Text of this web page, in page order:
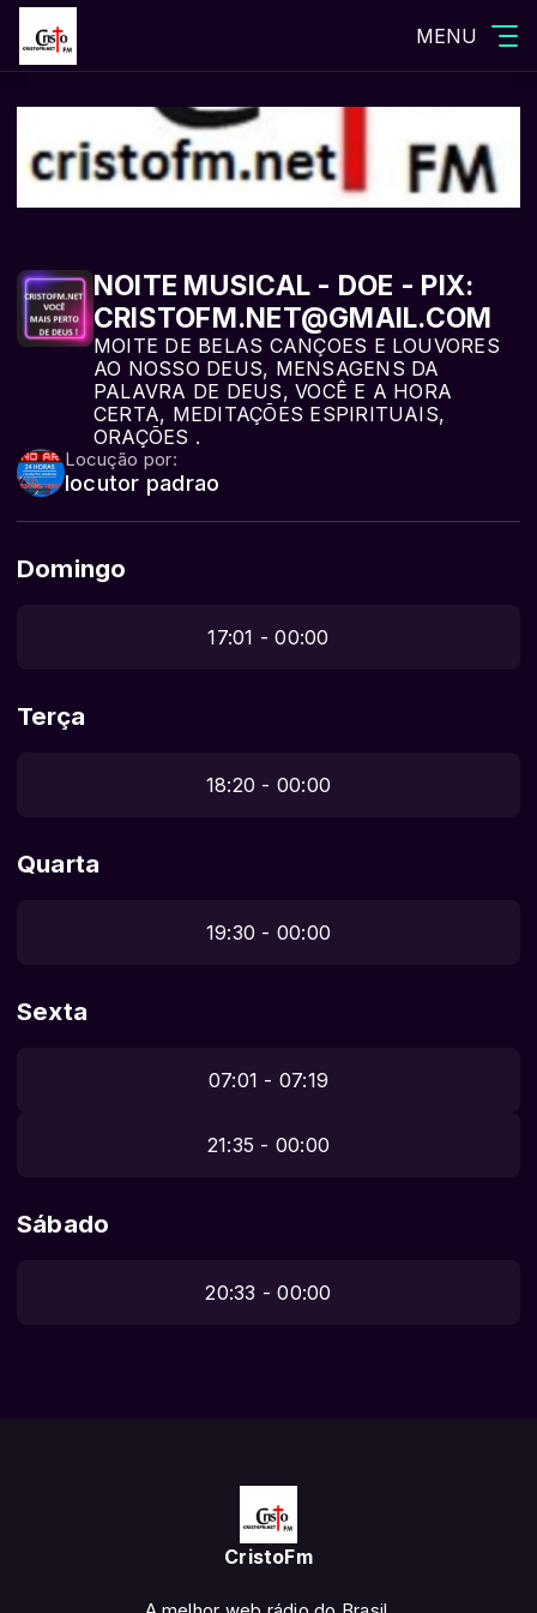
MENU
NOITE MUSICAL - DOE - PIX:
CRISTOFM.NET@GMAIL.COM
MOITE DE BELAS CANÇOES E LOUVORES
AO NOSSO DEUS, MENSAGENS DA
PALAVRA DE DEUS, VOCÊ E A HORA
CERTA, MEDITAÇÕES ESPIRITUAIS,
ORAÇÕES .
Locução por:
locutor padrao
Domingo
17:01 - 00:00
Terça
18:20 - 00:00
Quarta
19:30 - 00:00
Sexta
07:01 - 07:19
21:35 - 00:00
Sábado
20:33 - 00:00
CristoFm